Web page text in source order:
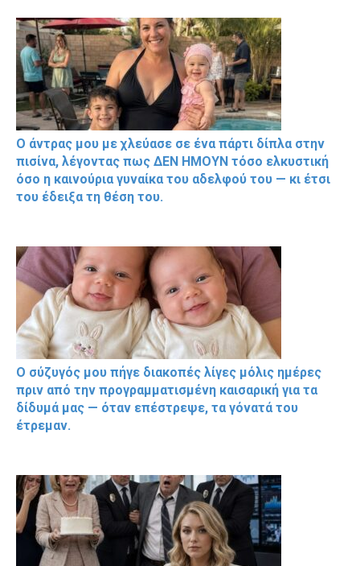
Ο άντρας μου με χλεύασε σε ένα πάρτι δίπλα στην
πισίνα, λέγοντας πως ΔΕΝ ΗΜΟΥΝ τόσο ελκυστική
όσο η καινούρια γυναίκα του αδελφού του — κι έτσι
του έδειξα τη θέση του.
Ο σύζυγός μου πήγε διακοπές λίγες μόλις ημέρες
πριν από την προγραμματισμένη καισαρική για τα
δίδυμά μας — όταν επέστρεψε, τα γόνατά του
έτρεμαν.